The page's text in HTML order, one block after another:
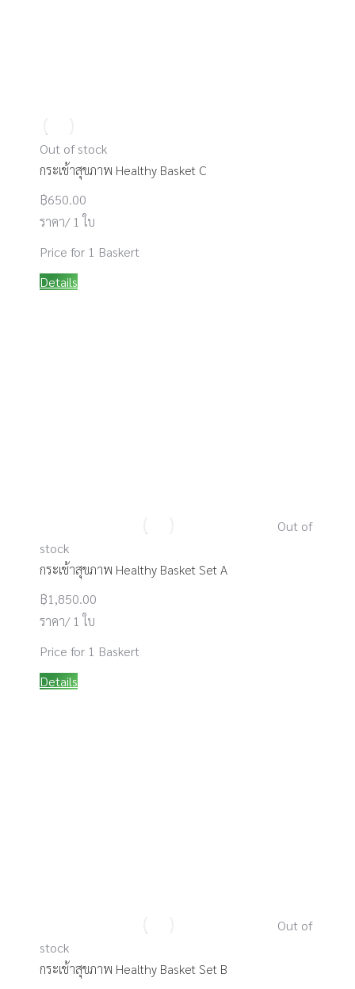
Out of stock
กระเช้าสุขภาพ Healthy Basket C
฿650.00
ราคา/ 1 ใบ
Price for 1 Baskert
Details
Out of
stock
กระเช้าสุขภาพ Healthy Basket Set A
฿1,850.00
ราคา/ 1 ใบ
Price for 1 Baskert
Details
Out of
stock
กระเช้าสุขภาพ Healthy Basket Set B